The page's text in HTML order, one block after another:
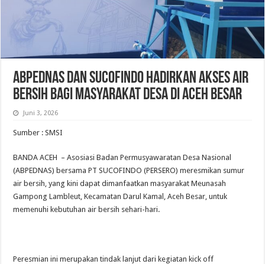
ABPEDNAS dan SUCOFINDO Hadirkan Akses Air
Bersih bagi Masyarakat Desa di Aceh Besar
Juni 3, 2026
Sumber : SMSI
BANDA ACEH – Asosiasi Badan Permusyawaratan Desa Nasional
(ABPEDNAS) bersama PT SUCOFINDO (PERSERO) meresmikan sumur
air bersih, yang kini dapat dimanfaatkan masyarakat Meunasah
Gampong Lambleut, Kecamatan Darul Kamal, Aceh Besar, untuk
memenuhi kebutuhan air bersih sehari-hari.
Peresmian ini merupakan tindak lanjut dari kegiatan kick off